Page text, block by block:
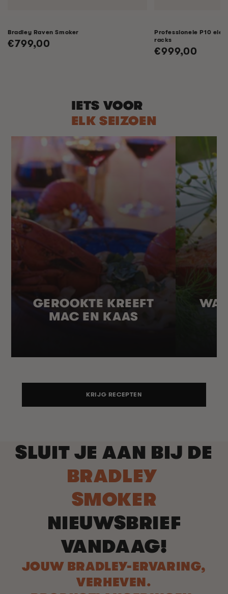
Bradley Raven Smoker
Normale
€799,00
Professionele P10
racks
Normale
€999,00
IETS VOOR
ELK SEIZOEN
GEROOKTE KREEFT
MAC EN KAAS
KRIJG RECEPTEN
SLUIT JE AAN BIJ DE
BRADLEY
SMOKER
NIEUWSBRIEF
VANDAAG!
JOUW BRADLEY-ERVARING,
VERHEVEN.